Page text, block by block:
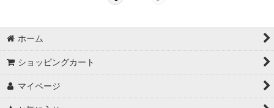
ホーム
ショッピングカート
マイページ